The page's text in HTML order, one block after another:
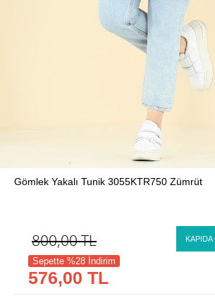
Gömlek Yakalı Tunik 3055KTR750 Zümrüt
800,00TL KAPIDA
Sepette %28 İndirim
576,00 TL